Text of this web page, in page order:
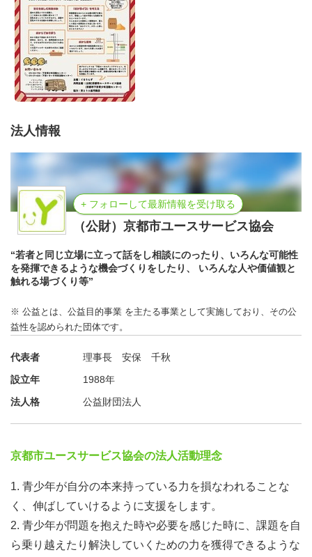
法人情報
+ フォローして最新情報を受け取る
（公財）京都市ユースサービス協会
“若者と同じ立場に立って話をし相談にのったり、いろんな可能性
を発揮できるような機会づくりをしたり、 いろんな人や価値観と
触れる場づくり等”
※ 公益とは、公益目的事業 を主たる事業として実施しており、その公
益性を認められた団体です。
代表者
理事長 安保 千秋
設立年
1988年
法人格
公益財団法人
京都市ユースサービス協会の法人活動理念
1. 青少年が自分の本来持っている力を損なわれることな
く、伸ばしていけるように支援をします。
2. 青少年が問題を抱えた時や必要を感じた時に、課題を自
ら乗り越えたり解決していくための力を獲得できるような